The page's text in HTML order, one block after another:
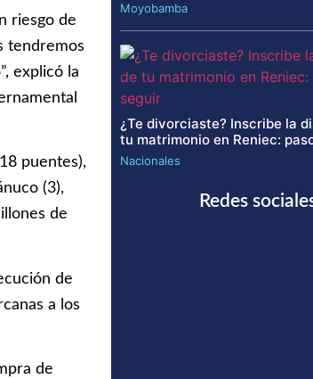
riesgo de
tendremos
explicó la
puentes),
(3),
de
de
a los
de
Moyobamba
¿Te divorciaste? Inscribe la
tu matrimonio en Reniec:
Nacionales
Redes